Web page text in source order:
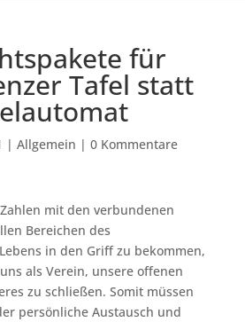
für
Tafel statt
| Allgemein | 0 Kommentare
mit den verbundenen
Bereichen des
in den Griff zu bekommen,
als Verein, unsere offenen
zu schließen. Somit müssen
persönliche Austausch und